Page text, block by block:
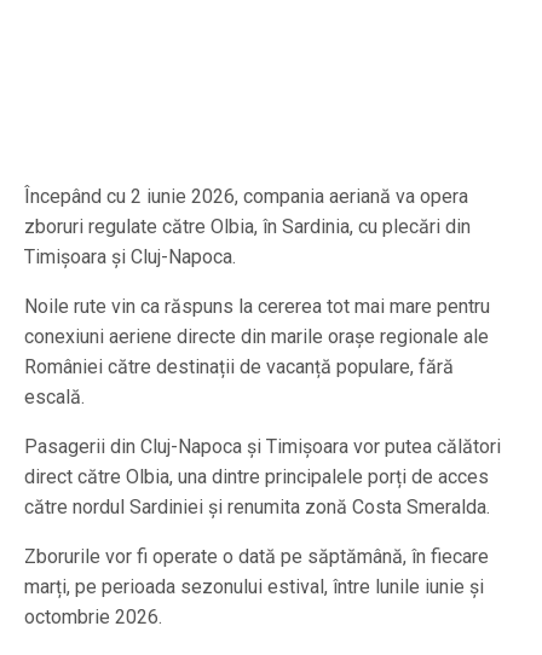
Începând cu 2 iunie 2026, compania aeriană va opera
zboruri regulate către Olbia, în Sardinia, cu plecări din
Timișoara și Cluj-Napoca.
Noile rute vin ca răspuns la cererea tot mai mare pentru
conexiuni aeriene directe din marile orașe regionale ale
României către destinații de vacanță populare, fără
escală.
Pasagerii din Cluj-Napoca și Timișoara vor putea călători
direct către Olbia, una dintre principalele porți de acces
către nordul Sardiniei și renumita zonă Costa Smeralda.
Zborurile vor fi operate o dată pe săptămână, în fiecare
marți, pe perioada sezonului estival, între lunile iunie și
octombrie 2026.